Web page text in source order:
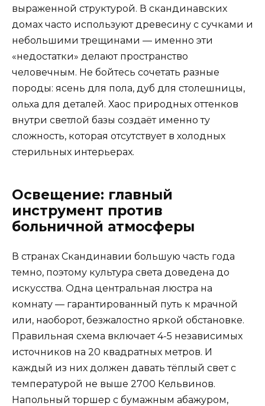
выраженной структурой. В скандинавских
домах часто используют древесину с сучками и
небольшими трещинами — именно эти
«недостатки» делают пространство
человечным. Не бойтесь сочетать разные
породы: ясень для пола, дуб для столешницы,
ольха для деталей. Хаос природных оттенков
внутри светлой базы создаёт именно ту
сложность, которая отсутствует в холодных
стерильных интерьерах.
Освещение: главный
инструмент против
больничной атмосферы
В странах Скандинавии большую часть года
темно, поэтому культура света доведена до
искусства. Одна центральная люстра на
комнату — гарантированный путь к мрачной
или, наоборот, безжалостно яркой обстановке.
Правильная схема включает 4-5 независимых
источников на 20 квадратных метров. И
каждый из них должен давать тёплый свет с
температурой не выше 2700 Кельвинов.
Напольный торшер с бумажным абажуром,